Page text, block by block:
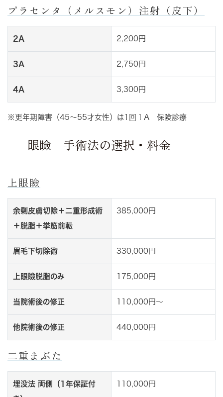
プラセンタ（メルスモン）注射（皮下）
2A 2,200円
3A 2,750円
4A 3,300円
※更年期障害（45～55才女性）は1回１A 保険診療
眼瞼 手術法の選択・料金
上眼瞼
余剰皮膚切除＋二重形成術
＋脱脂＋挙筋前転
385,000円
眉毛下切除術 330,000円
上眼瞼脱脂のみ 175,000円
当院術後の修正 110,000円～
他院術後の修正 440,000円
二重まぶた
埋没法 両側（1年保証付
110,000円